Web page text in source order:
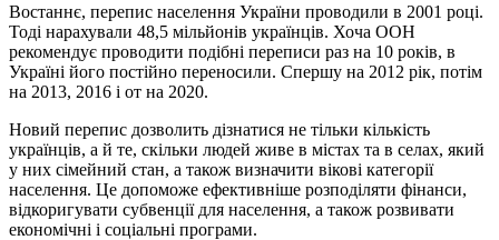
Востаннє, перепис населення України проводили в 2001 році.
Тоді нарахували 48,5 мільйонів українців. Хоча ООН
рекомендує проводити подібні переписи раз на 10 років, в
Україні його постійно переносили. Спершу на 2012 рік, потім
на 2013, 2016 і от на 2020.
Новий перепис дозволить дізнатися не тільки кількість
українців, а й те, скільки людей живе в містах та в селах, який
у них сімейний стан, а також визначити вікові категорії
населення. Це допоможе ефективніше розподіляти фінанси,
відкоригувати субвенції для населення, а також розвивати
економічні і соціальні програми.